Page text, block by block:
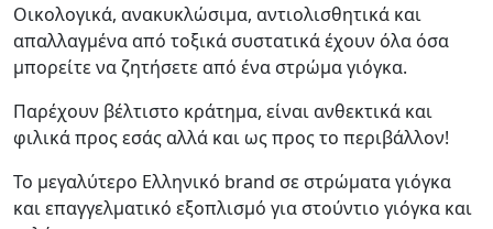
Οικολογικά, ανακυκλώσιμα, αντιολισθητικά και
απαλλαγμένα από τοξικά συστατικά έχουν όλα όσα
μπορείτε να ζητήσετε από ένα στρώμα γιόγκα.
Παρέχουν βέλτιστο κράτημα, είναι ανθεκτικά και
φιλικά προς εσάς αλλά και ως προς το περιβάλλον!
Το μεγαλύτερο Ελληνικό brand σε στρώματα γιόγκα
και επαγγελματικό εξοπλισμό για στούντιο γιόγκα και